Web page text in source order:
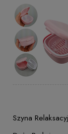
Szyna